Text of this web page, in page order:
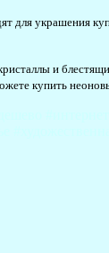
украшения
и
купить